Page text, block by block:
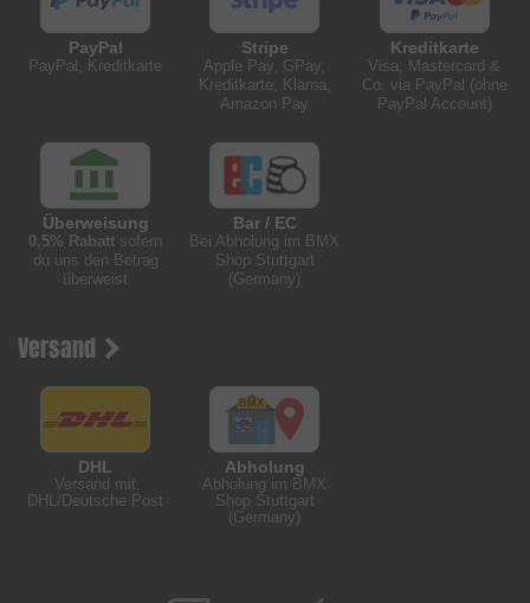
PayPal
PayPal, Kreditkarte
Stripe
Apple Pay, GPay,
Kreditkarte, Klarna,
Amazon Pay
Kreditkarte
Visa, Mastercard &
Co. via PayPal (ohne
PayPal Account)
Überweisung
0,5% Rabatt sofern
du uns den Betrag
überweist
Bar / EC
Bei Abholung im BMX
Shop Stuttgart
(Germany)
Versand
DHL
Versand mit
DHL/Deutsche Post
Abholung
Abholung im BMX
Shop Stuttgart
(Germany)